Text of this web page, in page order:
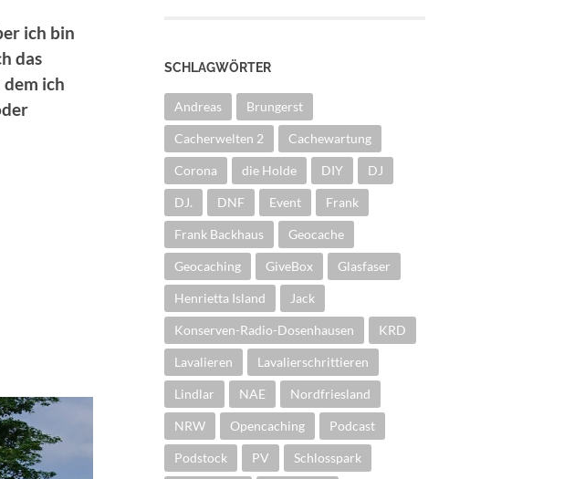
ich bin
das
ich
SCHLAGWÖRTER
Andreas Brungerst
Cacherwelten 2 Cachewartung
Corona die Holde DIY DJ
DJ. DNF Event Frank
Frank Backhaus Geocache
Geocaching GiveBox Glasfaser
Henrietta Island Jack
Konserven-Radio-Dosenhausen KRD
Lavalieren Lavalierschrittieren
Lindlar NAE Nordfriesland
NRW Opencaching Podcast
Podstock PV Schlosspark